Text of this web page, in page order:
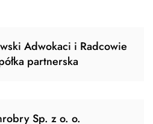
Adwokaci i Radcowie
partnerska
Sp. z o. o.